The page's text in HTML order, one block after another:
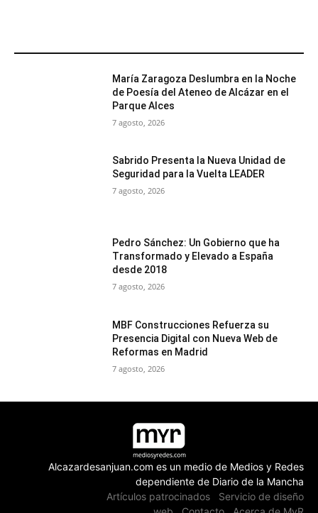
María Zaragoza Deslumbra en la Noche
de Poesía del Ateneo de Alcázar en el
Parque Alces
7 agosto, 2026
Sabrido Presenta la Nueva Unidad de
Seguridad para la Vuelta LEADER
7 agosto, 2026
Pedro Sánchez: Un Gobierno que ha
Transformado y Elevado a España
desde 2018
7 agosto, 2026
MBF Construcciones Refuerza su
Presencia Digital con Nueva Web de
Reformas en Madrid
7 agosto, 2026
Alcazardesanjuan.com es un medio de Medios y Redes
dependiente de Diario de la Mancha
Artículos patrocinados
Servicio de diseño